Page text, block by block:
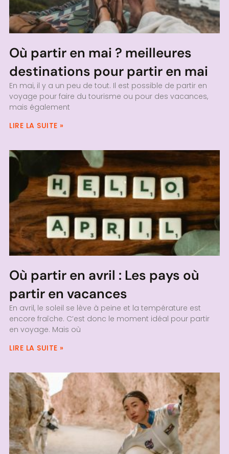
Où partir en mai ? meilleures
destinations pour partir en mai
En mai, il y a un peu de tout. Il est possible de partir en
voyage pour faire du tourisme ou pour des vacances,
mais également
LIRE LA SUITE »
Où partir en avril : Les pays où
partir en vacances
En avril, le soleil se lève à peine et la température est
encore fraîche. C’est donc le moment idéal pour partir
en voyage. Mais où
LIRE LA SUITE »